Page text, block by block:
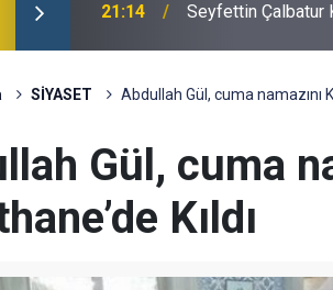
21:14 Seyfettin Çalbatur
SİYASET Abdullah Gül, cuma namazını
Gül, cuma
Kıldı